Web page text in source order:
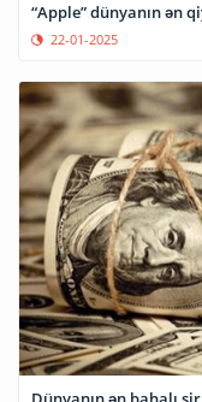
“Apple” dünyanın ən
22-01-2025